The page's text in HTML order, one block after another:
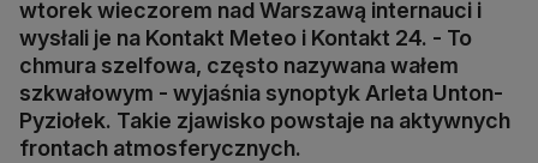
wtorek wieczorem nad Warszawą internauci i
wysłali je na Kontakt Meteo i Kontakt 24. - To
chmura szelfowa, często nazywana wałem
szkwałowym - wyjaśnia synoptyk Arleta Unton-
Pyziołek. Takie zjawisko powstaje na aktywnych
frontach atmosferycznych.